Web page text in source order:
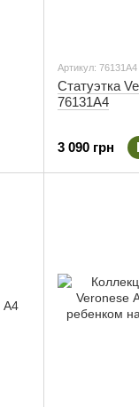
Артикул: 76131A4
Статуэтка
76131A4
3 090 грн